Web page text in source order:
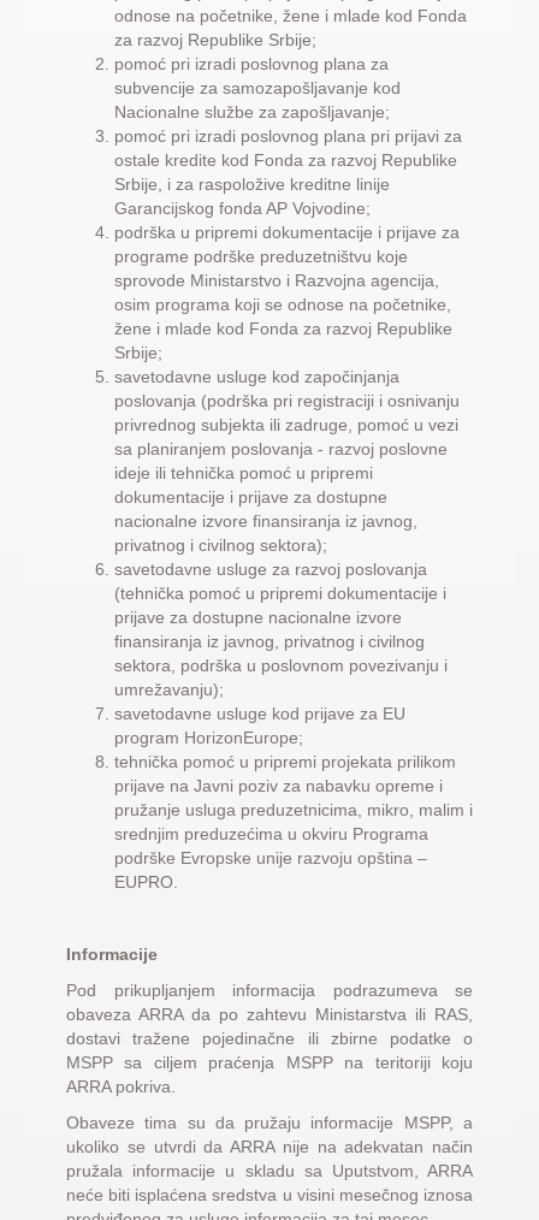
odnose na početnike, žene i mlade kod Fonda
za razvoj Republike Srbije;
pomoć pri izradi poslovnog plana za
subvencije za samozapošljavanje kod
Nacionalne službe za zapošljavanje;
pomoć pri izradi poslovnog plana pri prijavi za
ostale kredite kod Fonda za razvoj Republike
Srbije, i za raspoložive kreditne linije
Garancijskog fonda AP Vojvodine;
podrška u pripremi dokumentacije i prijave za
programe podrške preduzetništvu koje
sprovode Ministarstvo i Razvojna agencija,
osim programa koji se odnose na početnike,
žene i mlade kod Fonda za razvoj Republike
Srbije;
savetodavne usluge kod započinjanja
poslovanja (podrška pri registraciji i osnivanju
privrednog subjekta ili zadruge, pomoć u vezi
sa planiranjem poslovanja - razvoj poslovne
ideje ili tehnička pomoć u pripremi
dokumentacije i prijave za dostupne
nacionalne izvore finansiranja iz javnog,
privatnog i civilnog sektora);
savetodavne usluge za razvoj poslovanja
(tehnička pomoć u pripremi dokumentacije i
prijave za dostupne nacionalne izvore
finansiranja iz javnog, privatnog i civilnog
sektora, podrška u poslovnom povezivanju i
umrežavanju);
savetodavne usluge kod prijave za EU
program HorizonEurope;
tehnička pomoć u pripremi projekata prilikom
prijave na Javni poziv za nabavku opreme i
pružanje usluga preduzetnicima, mikro, malim i
srednjim preduzećima u okviru Programa
podrške Evropske unije razvoju opština –
EUPRO.
Informacije
Pod prikupljanjem informacija podrazumeva se
obaveza ARRA da po zahtevu Ministarstva ili RAS,
dostavi tražene pojedinačne ili zbirne podatke o
MSPP sa ciljem praćenja MSPP na teritoriji koju
ARRA pokriva.
Obaveze tima su da pružaju informacije MSPP, a
ukoliko se utvrdi da ARRA nije na adekvatan način
pružala informacije u skladu sa Uputstvom, ARRA
neće biti isplaćena sredstva u visini mesečnog iznosa